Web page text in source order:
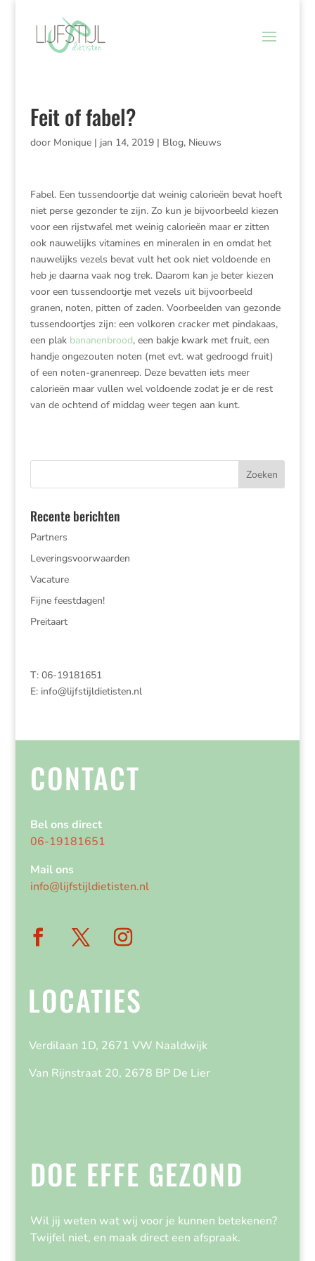
Feit of fabel?
door Monique| jan 14, 2019| Blog, Nieuws
Fabel. Een tussendoortje dat weinig calorieën bevat hoeft
niet perse gezonder te zijn. Zo kun je bijvoorbeeld kiezen
voor een rijstwafel met weinig calorieën maar er zitten
ook nauwelijks vitamines en mineralen in en omdat het
nauwelijks vezels bevat vult het ook niet voldoende en
heb je daarna vaak nog trek. Daarom kan je beter kiezen
voor een tussendoortje met vezels uit bijvoorbeeld
granen, noten, pitten of zaden. Voorbeelden van gezonde
tussendoortjes zijn: een volkoren cracker met pindakaas,
een plak bananenbrood, een bakje kwark met fruit, een
handje ongezouten noten (met evt. wat gedroogd fruit)
of een noten-granenreep. Deze bevatten iets meer
calorieën maar vullen wel voldoende zodat je er de rest
van de ochtend of middag weer tegen aan kunt.
Recente berichten
Partners
Leveringsvoorwaarden
Vacature
Fijne feestdagen!
Preitaart
T: 06-19181651
E: info@lijfstijldietisten.nl
CONTACT
Bel ons direct
06-19181651
Mail ons
info@lijfstijldietisten.nl
LOCATIES
Verdilaan 1D, 2671 VW Naaldwijk
Van Rijnstraat 20, 2678 BP De Lier
DOE EFFE GEZOND
Wil jij weten wat wij voor je kunnen betekenen?
Twijfel niet, en maak direct een afspraak.